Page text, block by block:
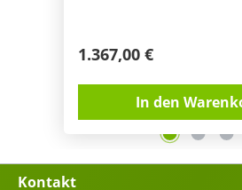
Hochbeet macht die
Blickfang im Garten,
auch hervorragend für die
um eine Ecke an. Timberra
Hochbeete sind im
gefertigt. Die vorgefertigten
1.367,00 €
In den
Kontakt